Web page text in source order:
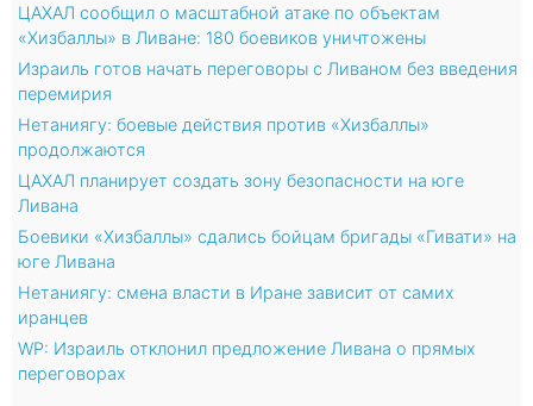
ЦАХАЛ сообщил о масштабной атаке по объектам
«Хизбаллы» в Ливане: 180 боевиков уничтожены
Израиль готов начать переговоры с Ливаном без введения
перемирия
Нетаниягу: боевые действия против «Хизбаллы»
продолжаются
ЦАХАЛ планирует создать зону безопасности на юге
Ливана
Боевики «Хизбаллы» сдались бойцам бригады «Гивати» на
юге Ливана
Нетаниягу: смена власти в Иране зависит от самих
иранцев
WP: Израиль отклонил предложение Ливана о прямых
переговорах